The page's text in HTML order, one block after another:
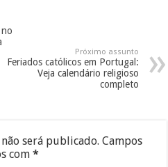
Próximo assunto
Feriados católicos em Portugal:
Veja calendário religioso
completo
será publicado. Campos
com*